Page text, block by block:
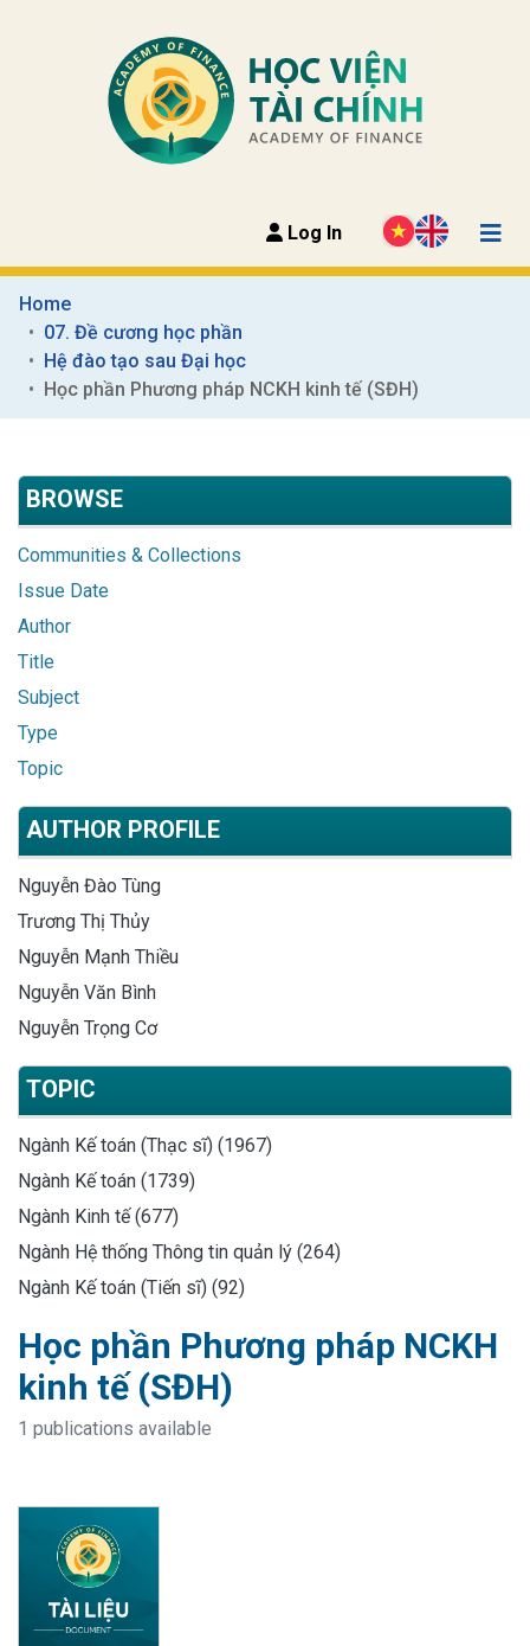
Log In
Home
07. Đề cương học phần
Hệ đào tạo sau Đại học
Học phần Phương pháp NCKH kinh tế (SĐH)
BROWSE
Communities & Collections
Issue Date
Author
Title
Subject
Type
Topic
AUTHOR PROFILE
Nguyễn Đào Tùng
Trương Thị Thủy
Nguyễn Mạnh Thiều
Nguyễn Văn Bình
Nguyễn Trọng Cơ
TOPIC
Ngành Kế toán (Thạc sĩ) (1967)
Ngành Kế toán (1739)
Ngành Kinh tế (677)
Ngành Hệ thống Thông tin quản lý (264)
Ngành Kế toán (Tiến sĩ) (92)
Học phần Phương pháp NCKH
kinh tế (SĐH)
1 publications available